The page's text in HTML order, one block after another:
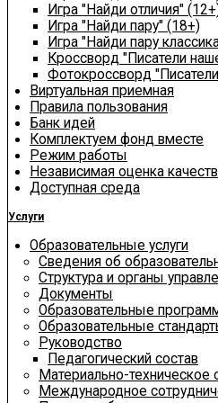
Игра "Найди отличия"
Игра "Найди пару" (18+)
Игра "Найди пару
Кроссворд "Писатели
Фотокроссворд
Виртуальная приемная
Правила пользования
Банк идей
Комплектуем фонд вместе
Режим работы
Независимая оценка
Доступная среда
Услуги
Образовательные услуги
Сведения об
Структура и органы
Документы
Образовательные
Образовательные
Руководство
Педагогический состав
Материально-техническое
Международное